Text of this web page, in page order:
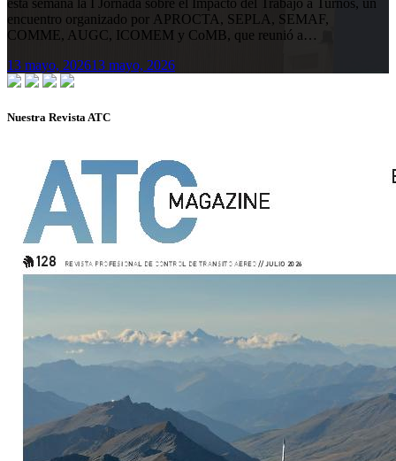
esta semana la I Jornada sobre el Impacto del Trabajo a Turnos, un
encuentro organizado por APROCTA, SEPLA, SEMAF,
COMME, AUGC, ICOMEM y CoMB, que reunió a…
13 mayo, 202613 mayo, 2026
Nuestra Revista ATC